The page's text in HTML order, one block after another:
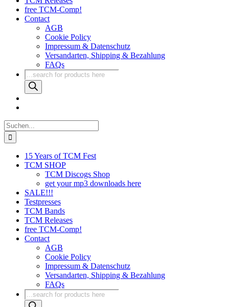
free TCM-Comp!
Contact
AGB
Cookie Policy
Impressum & Datenschutz
Versandarten, Shipping & Bezahlung
FAQs
Products
search
Suche
nach:
15 Years of TCM Fest
TCM SHOP
TCM Discogs Shop
get your mp3 downloads here
SALE!!!
Testpresses
TCM Bands
TCM Releases
free TCM-Comp!
Contact
AGB
Cookie Policy
Impressum & Datenschutz
Versandarten, Shipping & Bezahlung
FAQs
Products
search